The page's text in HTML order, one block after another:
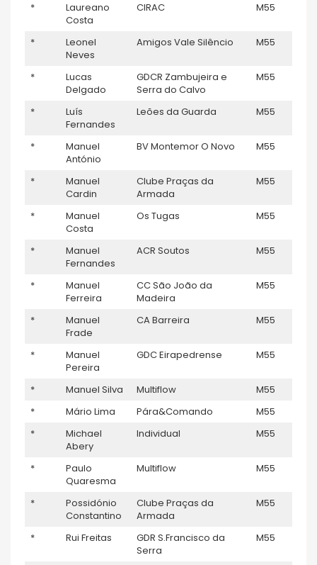
*
Laureano
Costa
CIRAC M55
*
Leonel
Neves
Amigos Vale Silêncio M55
*
Lucas
Delgado
GDCR Zambujeira e
Serra do Calvo
M55
*
Luís
Fernandes
Leões da Guarda M55
*
Manuel
António
BV Montemor O Novo M55
*
Manuel
Cardin
Clube Praças da
Armada
M55
*
Manuel
Costa
Os Tugas M55
*
Manuel
Fernandes
ACR Soutos M55
*
Manuel
Ferreira
CC São João da
Madeira
M55
*
Manuel
Frade
CA Barreira M55
*
Manuel
Pereira
GDC Eirapedrense M55
* Manuel Silva Multiflow M55
*
Mário Lima Pára&Comando M55
*
Michael
Abery
Individual M55
*
Paulo
Quaresma
Multiflow M55
*
Possidónio
Constantino
Clube Praças da
Armada
M55
* Rui Freitas
GDR S.Francisco da
Serra
M55